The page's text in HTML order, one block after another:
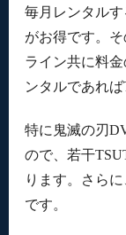
毎月レンタル
がお得です。
ライン共に料
ンタルであれば
特に鬼滅の刃
ので、若干
ります。さら
です。